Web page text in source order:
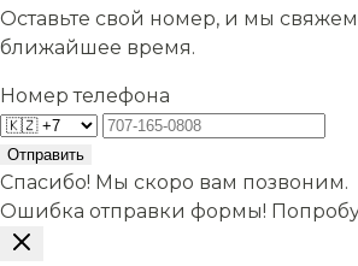
Оставьте свой номер, и мы
ближайшее время.
Номер телефона
Отправить
Спасибо! Мы скоро вам позвоним.
Ошибка отправки формы!